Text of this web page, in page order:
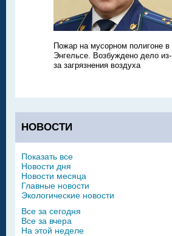
Пожар на мусорном полигоне в
Энгельсе. Возбуждено дело из-
за загрязнения воздуха
НОВОСТИ
Показать все
Новости дня
Новости месяца
Главные новости
Экологические новости
Все за сегодня
Все за вчера
На этой неделе